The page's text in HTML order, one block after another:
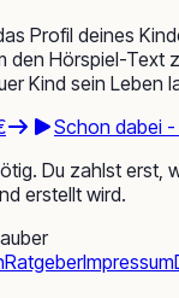
Profil deines
den Hörspiel-Text
Kind sein Leben
Schon dabei -
Du zahlst erst,
erstellt wird.
RatgeberImpressum